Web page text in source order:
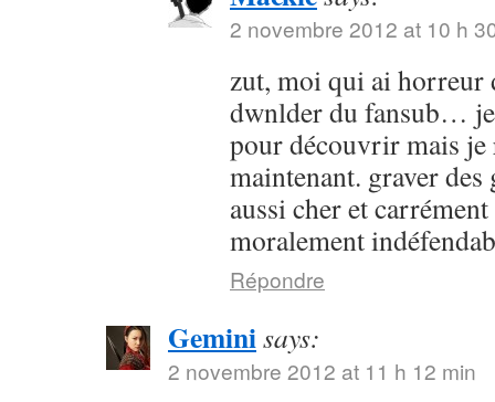
2 novembre 2012 at 10 h
zut, moi qui ai horreur
dwnlder du fansub…
pour découvrir mais je
maintenant. graver des
aussi cher et
moralement
Répondre
Geminisays:
2 novembre 2012 at 11 h 12 min